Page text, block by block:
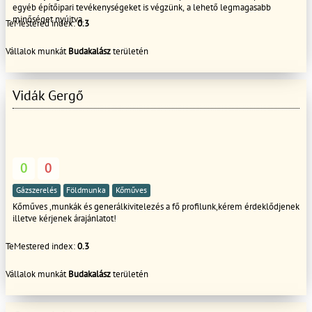
egyéb építőipari tevékenységeket is végzünk, a lehető legmagasabb
minőséget nyújtva.
TeMestered index:0.3
Vállalok munkátBudakalászterületén
Vidák Gergő
0 0
Gázszerelés Földmunka Kőműves
Kőműves ,munkák és generálkivitelezés a fő profilunk,kérem érdeklődjenek
illetve kérjenek árajánlatot!
TeMestered index:0.3
Vállalok munkátBudakalászterületén